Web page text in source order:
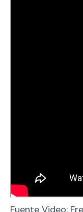
Fuente Video: